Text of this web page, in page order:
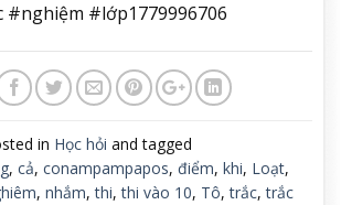
#lớp1779996706
in Học hỏi and tagged
, cả, conampampapos, điểm, khi, Loạt,
, nhắm,thi,thi vào 10, Tô,trắc,trắc